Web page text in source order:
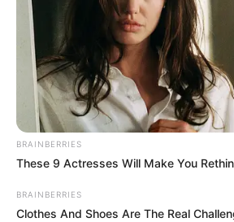
BRAINBERRIES
These 9 Actresses Will Make You
BRAINBERRIES
Clothes And Shoes Are The Real